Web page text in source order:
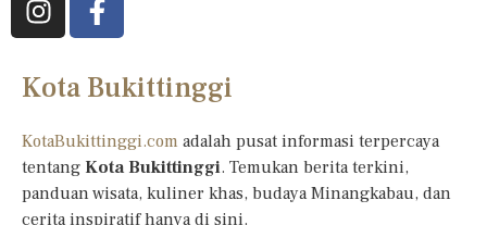
Kota Bukittinggi
KotaBukittinggi.com adalah pusat informasi terpercaya
tentang Kota Bukittinggi. Temukan berita terkini,
panduan wisata, kuliner khas, budaya Minangkabau, dan
cerita inspiratif hanya di sini.